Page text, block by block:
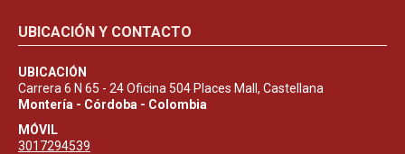
UBICACIÓN Y CONTACTO
UBICACIÓN
Carrera 6 N 65 - 24 Oficina 504 Places Mall, Castellana
Montería - Córdoba - Colombia
MÓVIL
3017294539